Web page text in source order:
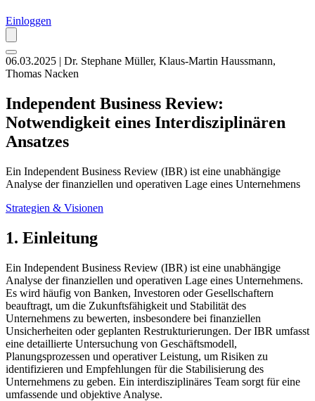
Einloggen
06.03.2025 | Dr. Stephane Müller, Klaus-Martin Haussmann,
Thomas Nacken
Independent Business Review:
Notwendigkeit eines Interdisziplinären
Ansatzes
Ein Independent Business Review (IBR) ist eine unabhängige
Analyse der finanziellen und operativen Lage eines Unternehmens
Strategien & Visionen
1. Einleitung
Ein Independent Business Review (IBR) ist eine unabhängige
Analyse der finanziellen und operativen Lage eines Unternehmens.
Es wird häufig von Banken, Investoren oder Gesellschaftern
beauftragt, um die Zukunftsfähigkeit und Stabilität des
Unternehmens zu bewerten, insbesondere bei finanziellen
Unsicherheiten oder geplanten Restrukturierungen. Der IBR umfasst
eine detaillierte Untersuchung von Geschäftsmodell,
Planungsprozessen und operativer Leistung, um Risiken zu
identifizieren und Empfehlungen für die Stabilisierung des
Unternehmens zu geben. Ein interdisziplinäres Team sorgt für eine
umfassende und objektive Analyse.